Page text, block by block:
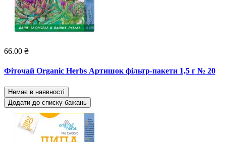
66.00 ₴
Фіточай Organic Herbs Артишок фільтр-пакети 1,5 г № 20
Немає в наявності
Додати до списку бажань